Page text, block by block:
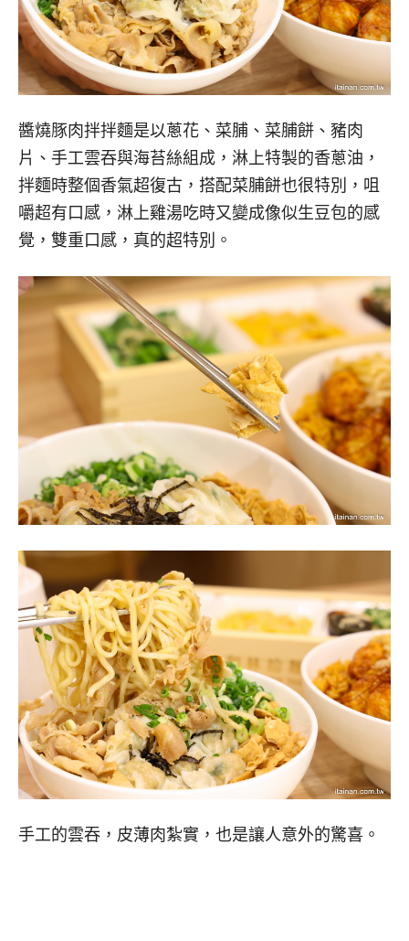
醬燒豚肉拌拌麵是以蔥花、菜脯、菜脯餅、豬肉
片、手工雲吞與海苔絲組成，淋上特製的香蔥油，
拌麵時整個香氣超復古，搭配菜脯餅也很特別，咀
嚼超有口感，淋上雞湯吃時又變成像似生豆包的感
覺，雙重口感，真的超特別。
手工的雲吞，皮薄肉紮實，也是讓人意外的驚喜。